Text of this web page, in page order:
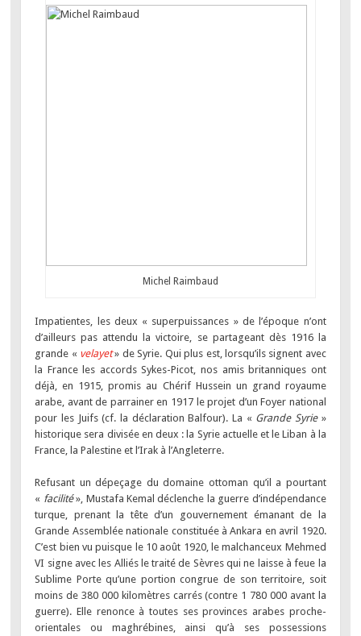
Michel Raimbaud
Impatientes, les deux « superpuissances » de l’époque n’ont
d’ailleurs pas attendu la victoire, se partageant dès 1916 la
grande « velayet» de Syrie. Qui plus est, lorsqu’ils signent avec
la France les accords Sykes-Picot, nos amis britanniques ont
déjà, en 1915, promis au Chérif Hussein un grand royaume
arabe, avant de parrainer en 1917 le projet d’un Foyer national
pour les Juifs (cf. la déclaration Balfour). La « Grande Syrie »
historique sera divisée en deux : la Syrie actuelle et le Liban à la
France, la Palestine et l’Irak à l’Angleterre.
Refusant un dépeçage du domaine ottoman qu’il a pourtant
« facilité», Mustafa Kemal déclenche la guerre d’indépendance
turque, prenant la tête d’un gouvernement émanant de la
Grande Assemblée nationale constituée à Ankara en avril 1920.
C’est bien vu puisque le 10 août 1920, le malchanceux Mehmed
VI signe avec les Alliés le traité de Sèvres qui ne laisse à feue la
Sublime Porte qu’une portion congrue de son territoire, soit
moins de 380 000 kilomètres carrés (contre 1 780 000 avant la
guerre). Elle renonce à toutes ses provinces arabes proche-
orientales ou maghrébines, ainsi qu’à ses possessions